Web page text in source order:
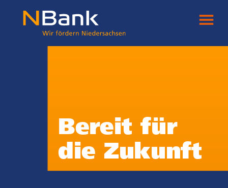
Bereit für
die Zukunft